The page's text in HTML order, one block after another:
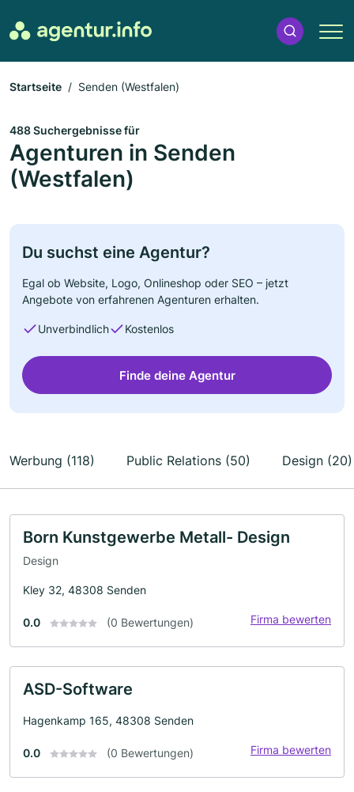
Startseite Senden (Westfalen)
488 Suchergebnisse für
Agenturen in Senden
(Westfalen)
Du suchst eine Agentur?
Egal ob Website, Logo, Onlineshop oder SEO – jetzt
Angebote von erfahrenen Agenturen erhalten.
Unverbindlich Kostenlos
Finde deine Agentur
Werbung (118) Public Relations (50) Design (20)
Born Kunstgewerbe Metall- Design
Design
Kley 32, 48308 Senden
0.0 (0 Bewertungen) Firma bewerten
ASD-Software
Hagenkamp 165, 48308 Senden
0.0 (0 Bewertungen) Firma bewerten